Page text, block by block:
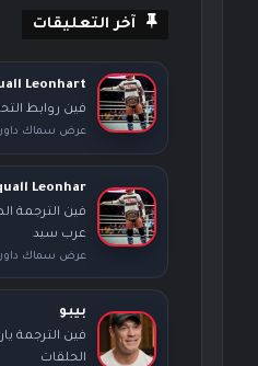
آخر التعليقات
Leonhart
فين روابط
عرض سماك داون الأخير 7/
Leonhar
فين الترجمة
عرب سيد
عرض سماك داون الأخير 7/
بيبو
فين الترجمة
الحلقات